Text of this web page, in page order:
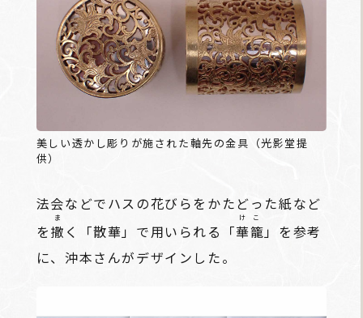
美しい透かし彫りが施された軸先の金具（光影堂提
供）
法会などでハスの花びらをかたどった紙など
を撒
ま
く「散華」で用いられる「華籠
けこ
」を参考
に、沖本さんがデザインした。